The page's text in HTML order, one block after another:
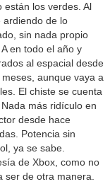
están los verdes. Al
ardiendo de lo
sin nada propio
en todo el año y
al espacial desde
meses, aunque vaya a
El chiste se cuenta
más ridículo en
desde hace
Potencia sin
ya se sabe.
de Xbox, como no
ser de otra manera.